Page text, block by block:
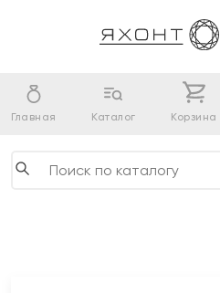
Главная Каталог Корзина